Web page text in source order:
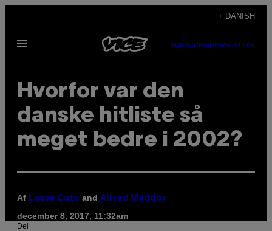
indhold
+ DANISH
Åbn
SUBSCRIBENEWSLETTER
Hvorfor var den
danske hitliste så
meget bedre i 2002?
Af Lasse Cato and Alfred Maddox
december 8, 2017, 11:32am
Del